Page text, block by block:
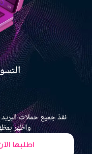
التسويق
نفذ جميع حملات البريد
واظهر
اطلبها